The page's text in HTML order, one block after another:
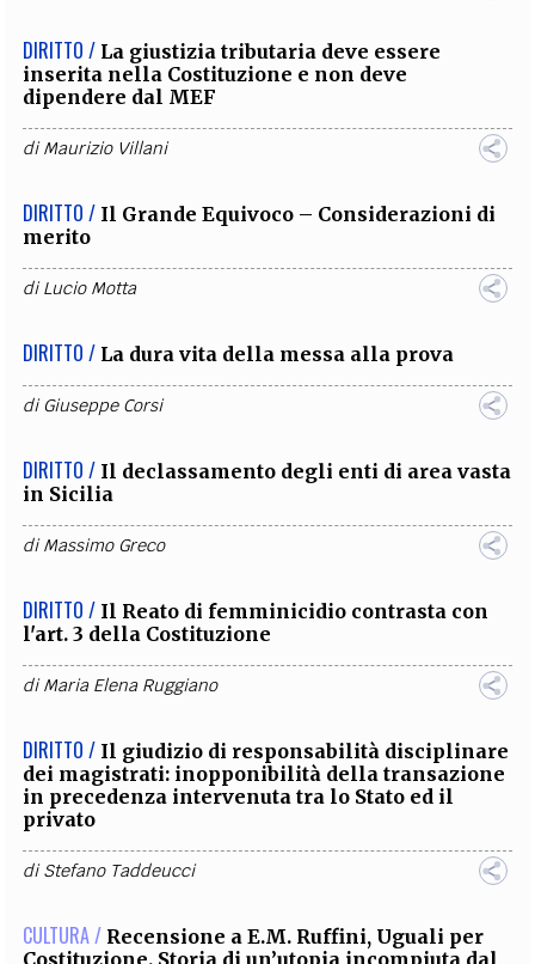
DIRITTO / La giustizia tributaria deve essere
inserita nella Costituzione e non deve
dipendere dal MEF
diMaurizio Villani
DIRITTO / Il Grande Equivoco – Considerazioni di
merito
diLucio Motta
DIRITTO / La dura vita della messa alla prova
diGiuseppe Corsi
DIRITTO / Il declassamento degli enti di area vasta
in Sicilia
diMassimo Greco
DIRITTO / Il Reato di femminicidio contrasta con
l'art. 3 della Costituzione
diMaria Elena Ruggiano
DIRITTO / Il giudizio di responsabilità disciplinare
dei magistrati: inopponibilità della transazione
in precedenza intervenuta tra lo Stato ed il
privato
diStefano Taddeucci
CULTURA / Recensione a E.M. Ruffini, Uguali per
Costituzione. Storia di un’utopia incompiuta dal